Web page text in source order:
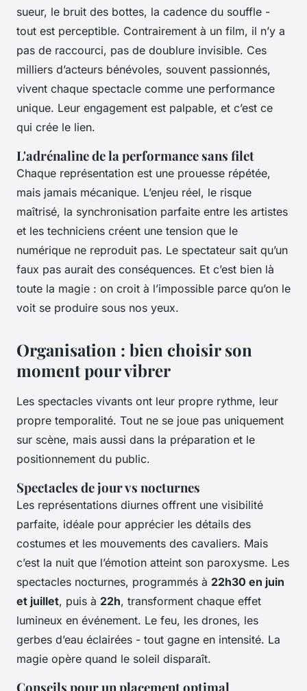
sueur, le bruit des bottes, la cadence du souffle -
tout est perceptible. Contrairement à un film, il n’y a
pas de raccourci, pas de doublure invisible. Ces
milliers d’acteurs bénévoles, souvent passionnés,
vivent chaque spectacle comme une performance
unique. Leur engagement est palpable, et c’est ce
qui crée le lien.
L'adrénaline de la performance sans filet
Chaque représentation est une prouesse répétée,
mais jamais mécanique. L’enjeu réel, le risque
maîtrisé, la synchronisation parfaite entre les artistes
et les techniciens créent une tension que le
numérique ne reproduit pas. Le spectateur sait qu’un
faux pas aurait des conséquences. Et c’est bien là
toute la magie : on croit à l’impossible parce qu’on le
voit se produire sous nos yeux.
Organisation : bien choisir son
moment pour vibrer
Les spectacles vivants ont leur propre rythme, leur
propre temporalité. Tout ne se joue pas uniquement
sur scène, mais aussi dans la préparation et le
positionnement du public.
Spectacles de jour vs nocturnes
Les représentations diurnes offrent une visibilité
parfaite, idéale pour apprécier les détails des
costumes et les mouvements des cavaliers. Mais
c’est la nuit que l’émotion atteint son paroxysme. Les
spectacles nocturnes, programmés à 22h30 en juin
et juillet, puis à 22h, transforment chaque effet
lumineux en événement. Le feu, les drones, les
gerbes d’eau éclairées - tout gagne en intensité. La
magie opère quand le soleil disparaît.
Conseils pour un placement optimal